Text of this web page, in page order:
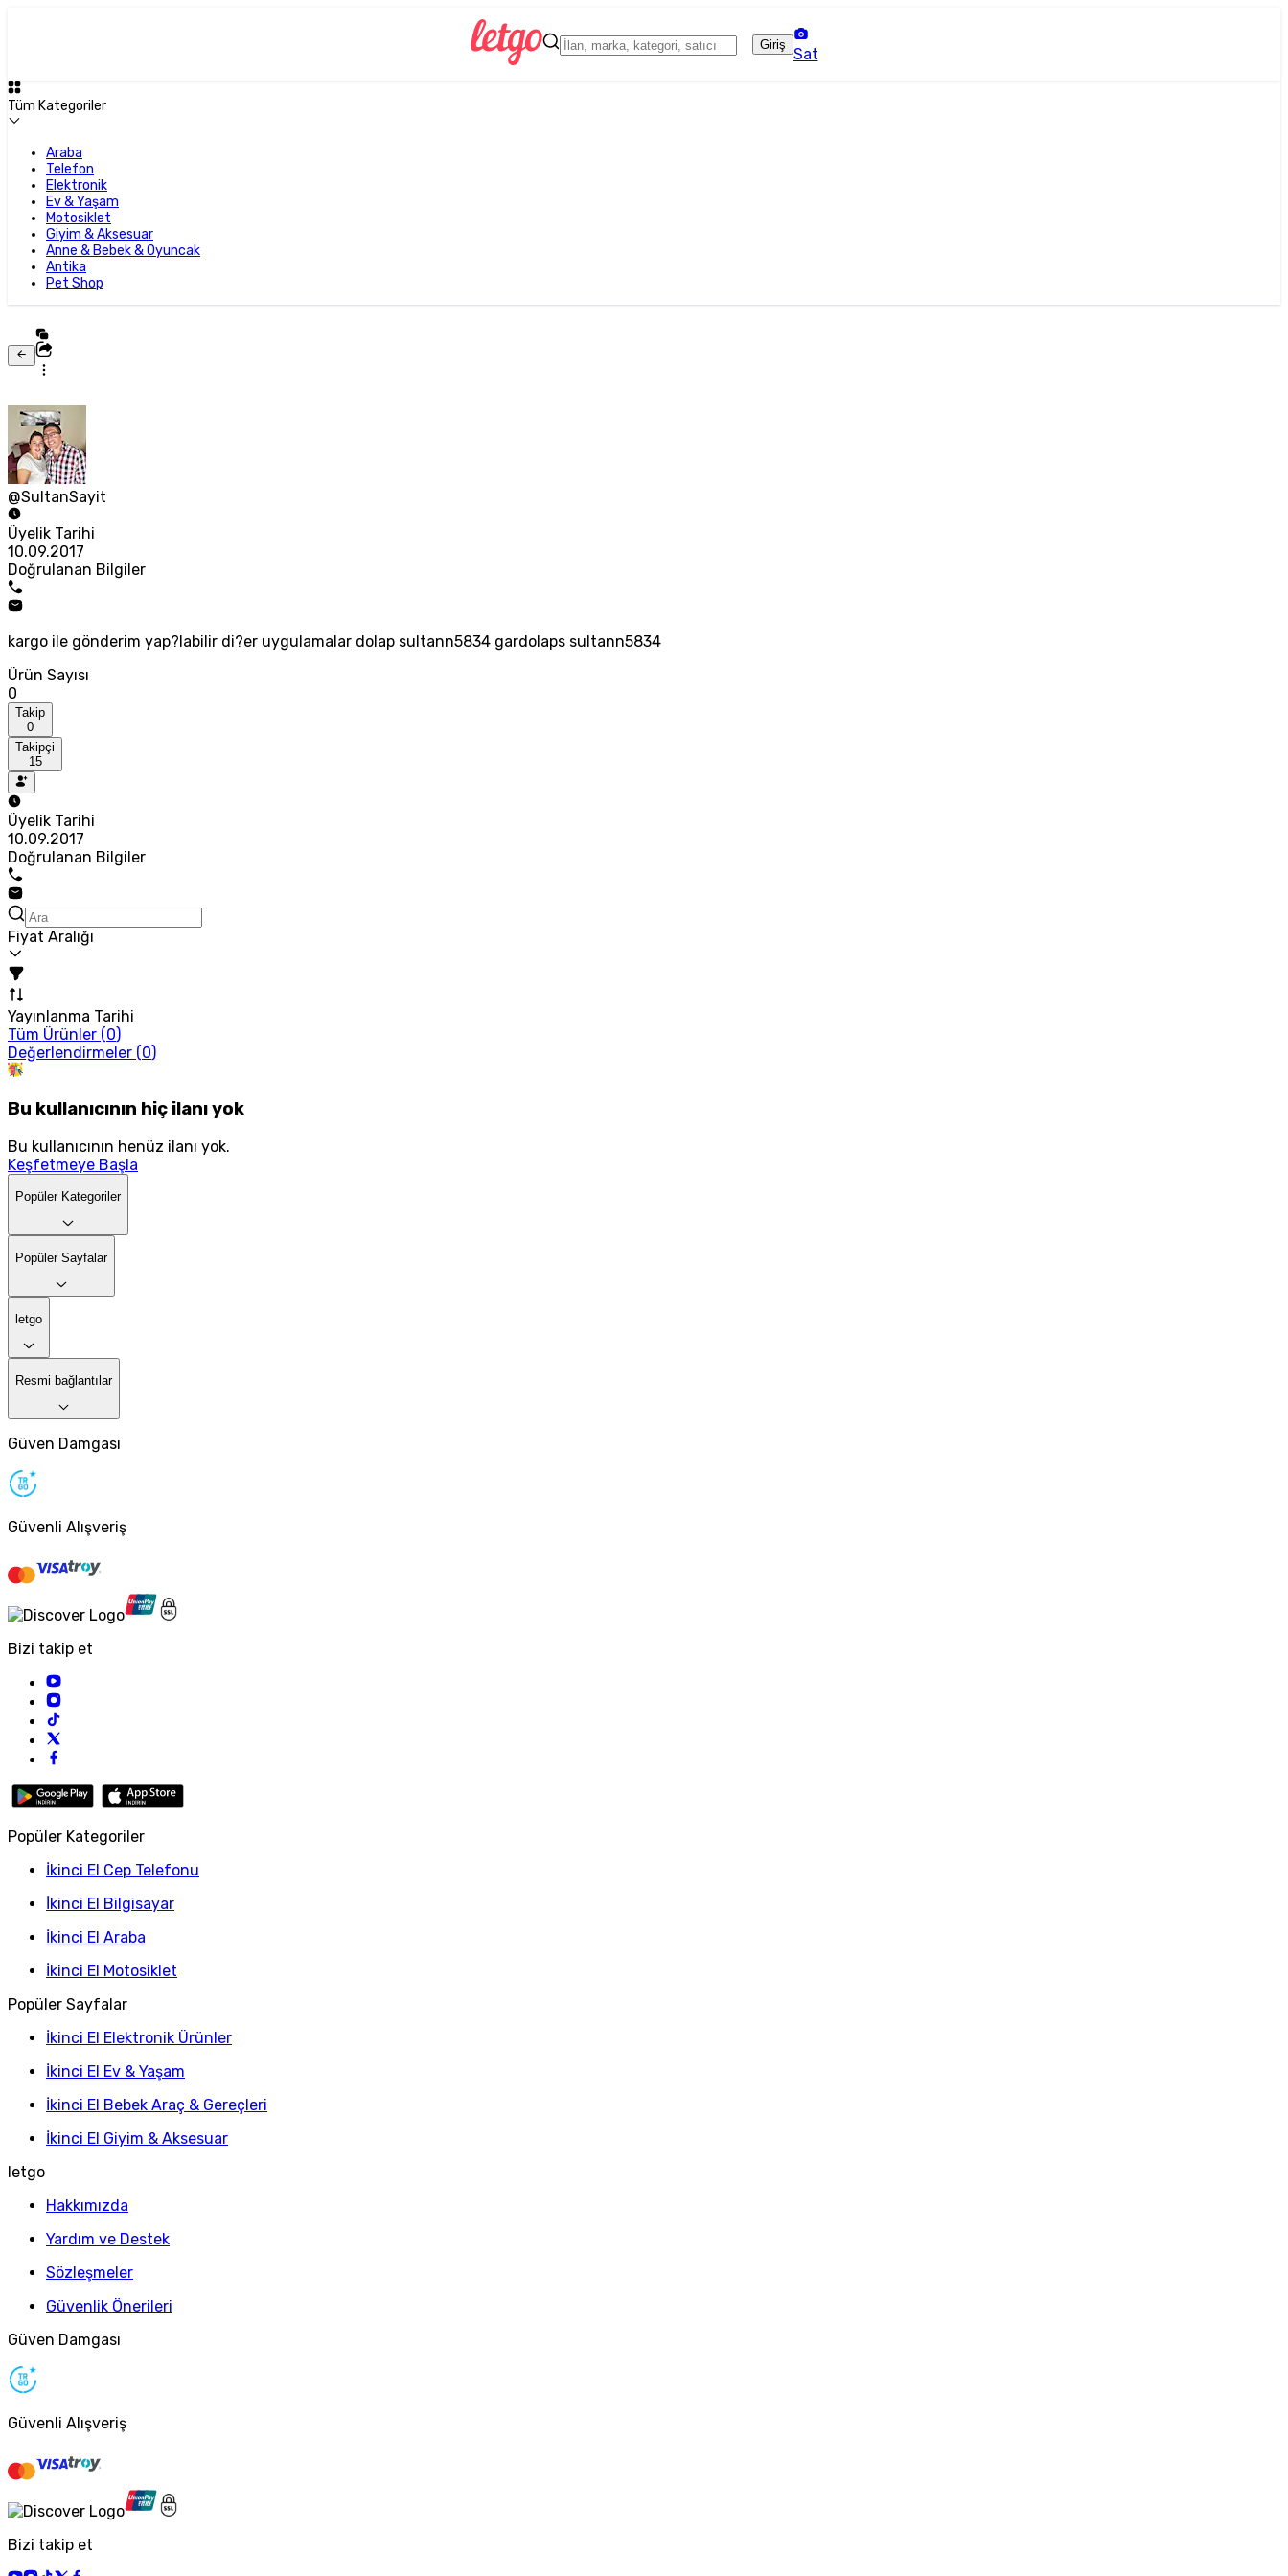
Giriş
Sat
Tüm Kategoriler
Araba
Telefon
Elektronik
Ev & Yaşam
Motosiklet
Giyim & Aksesuar
Anne & Bebek & Oyuncak
Antika
Pet Shop
@SultanSayit
Üyelik Tarihi
10.09.2017
Doğrulanan Bilgiler
kargo ile gönderim yap?labilir di?er uygulamalar dolap sultann5834 gardolaps sultann5834
Ürün Sayısı
0
Takip
0
Takipçi
15
Üyelik Tarihi
10.09.2017
Doğrulanan Bilgiler
Fiyat Aralığı
Yayınlanma Tarihi
Tüm Ürünler (0)
Değerlendirmeler (0)
Bu kullanıcının hiç ilanı yok
Bu kullanıcının henüz ilanı yok.
Keşfetmeye Başla
Popüler Kategoriler
Popüler Sayfalar
letgo
Resmi bağlantılar
Güven Damgası
Güvenli Alışveriş
Bizi takip et
Popüler Kategoriler
İkinci El Cep Telefonu
İkinci El Bilgisayar
İkinci El Araba
İkinci El Motosiklet
Popüler Sayfalar
İkinci El Elektronik Ürünler
İkinci El Ev & Yaşam
İkinci El Bebek Araç & Gereçleri
İkinci El Giyim & Aksesuar
letgo
Hakkımızda
Yardım ve Destek
Sözleşmeler
Güvenlik Önerileri
Güven Damgası
Güvenli Alışveriş
Bizi takip et